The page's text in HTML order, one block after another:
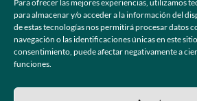
Para ofrecer las mejores experiencias, utilizamos
para almacenar y/o acceder a la información del
de estas tecnologías nos permitirá procesar datos
navegación o las identificaciones únicas en este
consentimiento, puede afectar negativamente a
funciones.
 +52 55 6173 7725 (Ventas)
 hola@grupo-omk.com
© 2025 Grupo OMK – Todos los derechos